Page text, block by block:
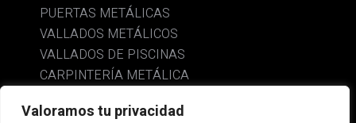
Valoramos tu privacidad
PUERTAS METÁLICAS
VALLADOS METÁLICOS
VALLADOS DE PISCINAS
CARPINTERÍA METÁLICA
LEGAL: